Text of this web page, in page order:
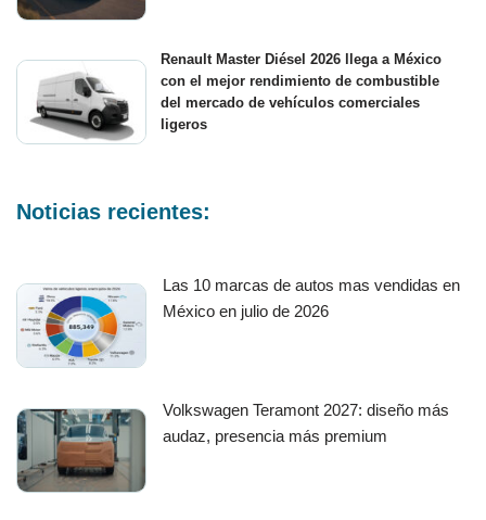
Renault Master Diésel 2026 llega a México
con el mejor rendimiento de combustible
del mercado de vehículos comerciales
ligeros
Noticias recientes:
Las 10 marcas de autos mas vendidas en
México en julio de 2026
Volkswagen Teramont 2027: diseño más
audaz, presencia más premium